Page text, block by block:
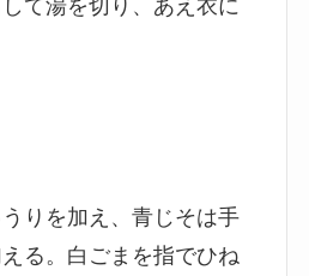
て湯を切り、あえ衣に
りを加え、青じそは手
る。白ごまを指でひね